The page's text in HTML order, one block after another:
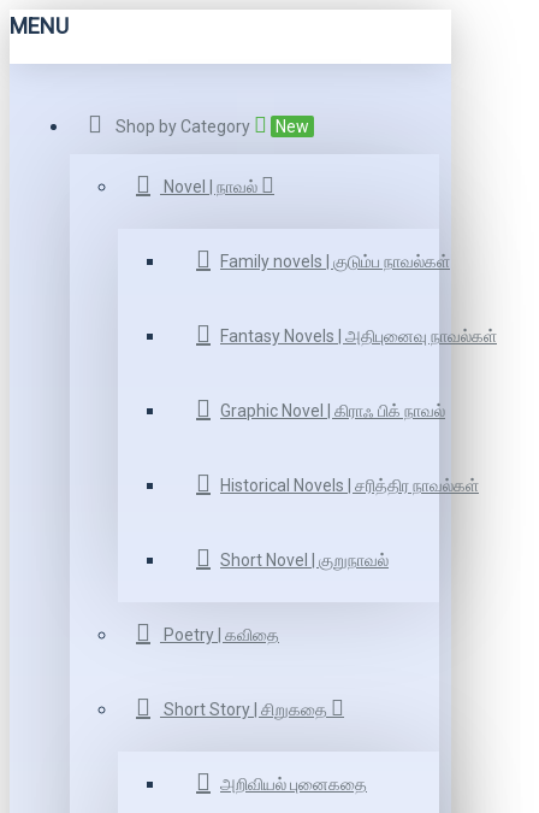
MENU
Shop by Category New
Novel | நாவல்
Family novels | குடும்ப நாவல்கள்
Fantasy Novels | அதிபுனைவு நாவல்கள்
Graphic Novel | கிராஃ பிக் நாவல்
Historical Novels | சரித்திர நாவல்கள்
Short Novel | குறுநாவல்
Poetry | கவிதை
Short Story | சிறுகதை
அறிவியல் புனைகதை